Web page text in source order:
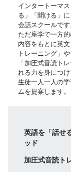
インタートーマ
る」「聞ける」
会話スクールです
ただ座学で一方
内容をもとに英
トレーニング」
「加圧式音読ト
れる力を身につけ
生徒一人一人の
ムを提案します。
英語を「話せ
ッド
加圧式音読ト